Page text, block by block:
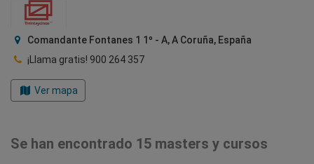
Comandante Fontanes 1 1º - A, A Coruña, España
¡Llama gratis! 900 264 357
Ver mapa
Se han encontrado 15 masters y cursos